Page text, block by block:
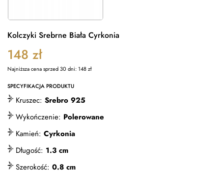
Kolczyki Srebrne Biała Cyrkonia
148 zł
Najniższa cena sprzed 30 dni:148zł
SPECYFIKACJA PRODUKTU
Kruszec: Srebro 925
Wykończenie: Polerowane
Kamień: Cyrkonia
Długość: 1.3 cm
Szerokość: 0.8 cm